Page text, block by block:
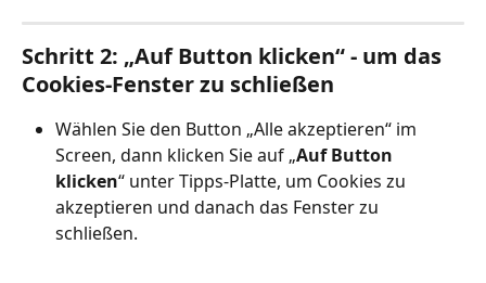
Schritt 2: „Auf Button klicken“ - um das
Cookies-Fenster zu schließen
Wählen Sie den Button „Alle akzeptieren“ im
Screen, dann klicken Sie auf „Auf Button
klicken“ unter Tipps-Platte, um Cookies zu
akzeptieren und danach das Fenster zu
schließen.